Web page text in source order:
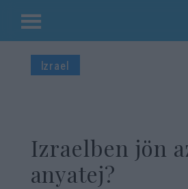
Kilépés
tartalomba
Izrael
Izraelben jön
anyatej?